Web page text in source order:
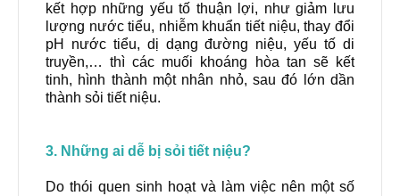
kết hợp những yếu tố thuận lợi, như giảm lưu
lượng nước tiểu, nhiễm khuẩn tiết niệu, thay đổi
pH nước tiểu, dị dạng đường niệu, yếu tố di
truyền,… thì các muối khoáng hòa tan sẽ kết
tinh, hình thành một nhân nhỏ, sau đó lớn dần
thành sỏi tiết niệu.
3. Những ai dễ bị sỏi tiết niệu?
Do thói quen sinh hoạt và làm việc nên một số